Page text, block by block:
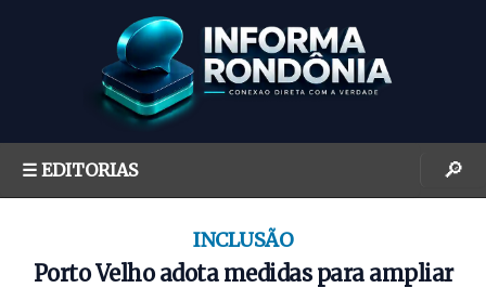
☰ EDITORIAS 🔎
INCLUSÃO
Porto Velho adota medidas para ampliar